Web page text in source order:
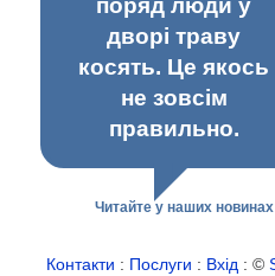
поряд люди у
дворі траву
косять. Це якось
не зовсім
правильно.
Читайте у наших новинах
Контакти : Послуги : Вхід : ©